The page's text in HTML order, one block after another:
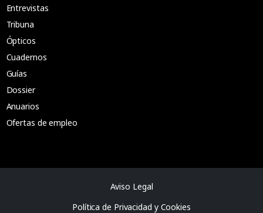
Entrevistas
Tribuna
Ópticos
Cuadernos
Guías
Dossier
Anuarios
Ofertas de empleo
Aviso Legal
Política de Privacidad y Cookies